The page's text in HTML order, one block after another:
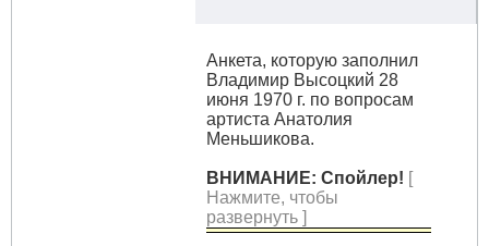
Анкета, которую заполнил
Владимир Высоцкий 28
июня 1970 г. по вопросам
артиста Анатолия
Меньшикова.
ВНИМАНИЕ: Спойлер! [
Нажмите, чтобы
развернуть ]